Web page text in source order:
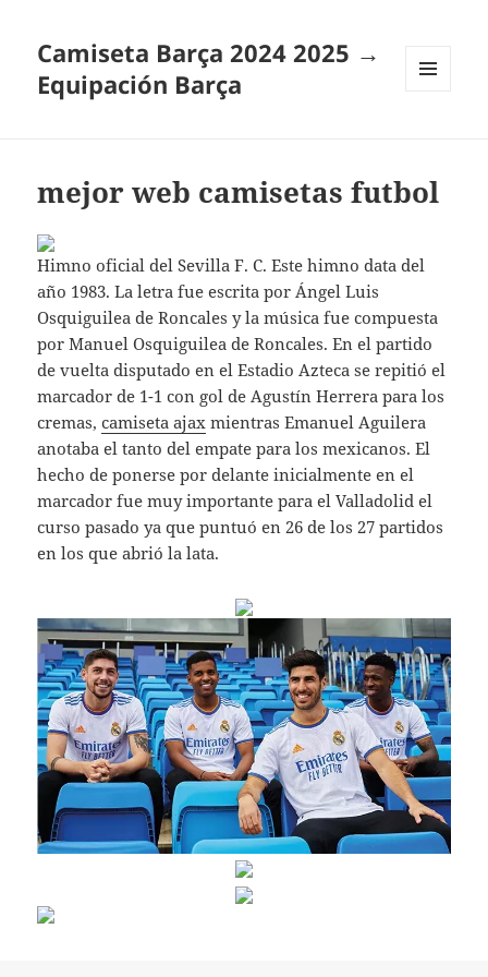
Camiseta Barça 2024 2025 →
Equipación Barça
mejor web camisetas futbol
Himno oficial del Sevilla F. C. Este himno data del
año 1983. La letra fue escrita por Ángel Luis
Osquiguilea de Roncales y la música fue compuesta
por Manuel Osquiguilea de Roncales. En el partido
de vuelta disputado en el Estadio Azteca se repitió el
marcador de 1-1 con gol de Agustín Herrera para los
cremas,camiseta ajax mientras Emanuel Aguilera
anotaba el tanto del empate para los mexicanos. El
hecho de ponerse por delante inicialmente en el
marcador fue muy importante para el Valladolid el
curso pasado ya que puntuó en 26 de los 27 partidos
en los que abrió la lata.